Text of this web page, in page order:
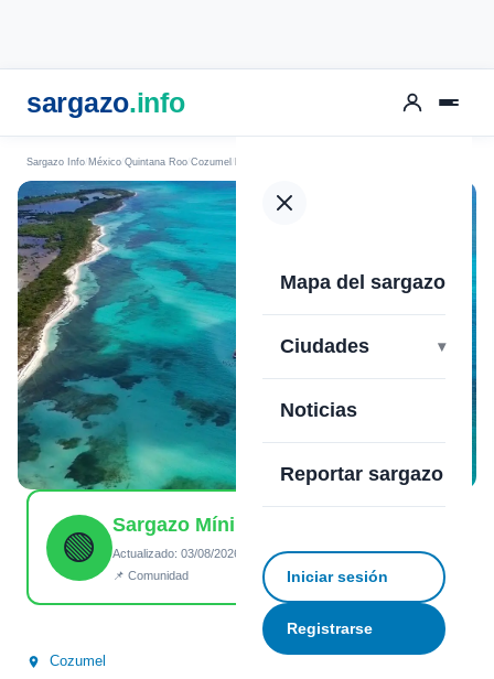
sargazo.info
Mapa del sargazo
Ciudades
Noticias
Reportar sargazo
Iniciar sesión
Registrarse
Sargazo Info México Quintana Roo Cozumel
🟢
Sargazo Mínimo
Actualizado: 03/08/2026 14:11
📌 Comunidad
Cozumel